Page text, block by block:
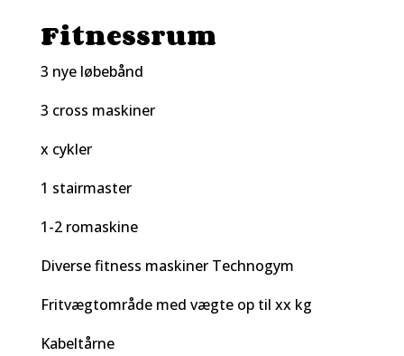
Fitnessrum
3 nye løbebånd
3 cross maskiner
x cykler
1 stairmaster
1-2 romaskine
Diverse fitness maskiner Technogym
Fritvægtområde med vægte op til xx kg
Kabeltårne